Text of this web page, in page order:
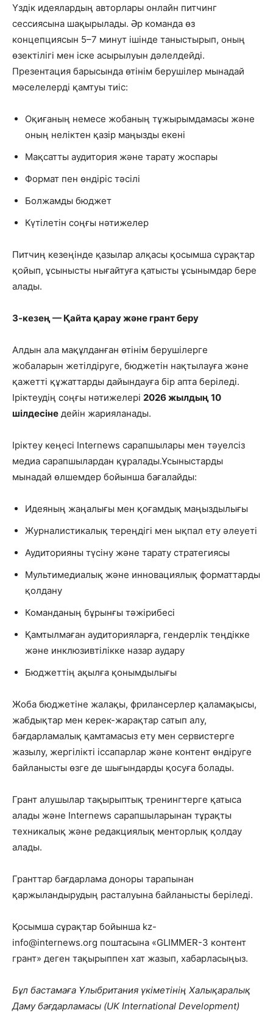
Үздік идеялардың авторлары онлайн питчинг
сессиясына шақырылады. Әр команда өз
концепциясын 5–7 минут ішінде таныстырып, оның
өзектілігі мен іске асырылуын дәлелдейді.
Презентация барысында өтінім берушілер мынадай
мәселелерді қамтуы тиіс:
Оқиғаның немесе жобаның тұжырымдамасы және
оның неліктен қазір маңызды екені
Мақсатты аудитория және тарату жоспары
Формат пен өндіріс тәсілі
Болжамды бюджет
Күтілетін соңғы нәтижелер
Питчиң кезеңінде қазылар алқасы қосымша сұрақтар
қойып, ұсынысты нығайтуға қатысты ұсынымдар бере
алады.
3-кезең — Қайта қарау және грант беру
Алдын ала мақұлданған өтінім берушілерге
жобаларын жетілдіруге, бюджетін нақтылауға және
қажетті құжаттарды дайындауға бір апта беріледі.
Іріктеудің соңғы нәтижелері 2026 жылдың 10
шілдесіне дейін жарияланады.
Іріктеу кеңесі Internews сарапшылары мен тәуелсіз
медиа сарапшылардан құралады.Ұсыныстарды
мынадай өлшемдер бойынша бағалайды:
Идеяның жаңалығы мен қоғамдық маңыздылығы
Журналистикалық тереңдігі мен ықпал ету әлеуеті
Аудиторияны түсіну және тарату стратегиясы
Мультимедиалық және инновациялық форматтарды
қолдану
Команданың бұрынғы тәжірибесі
Қамтылмаған аудиторияларға, гендерлік теңдікке
және инклюзивтілікке назар аудару
Бюджеттің ақылға қонымдылығы
Жоба бюджетіне жалақы, фрилансерлер қаламақысы,
жабдықтар мен керек-жарақтар сатып алу,
бағдарламалық қамтамасыз ету мен сервистерге
жазылу, жергілікті іссапарлар және контент өндіруге
байланысты өзге де шығындарды қосуға болады.
Грант алушылар тақырыптық тренингтерге қатыса
алады және Internews сарапшыларынан тұрақты
техникалық және редакциялық менторлық қолдау
алады.
Гранттар бағдарлама доноры тарапынан
қаржыландырудың расталуына байланысты беріледі.
Қосымша сұрақтар бойынша kz-
info@internews.org поштасына «GLIMMER-3 контент
грант» деген тақырыппен хат жазып, хабарласыңыз.
Бұл бастамаға Ұлыбритания үкіметінің Халықаралық
Даму бағдарламасы (UK International Development)